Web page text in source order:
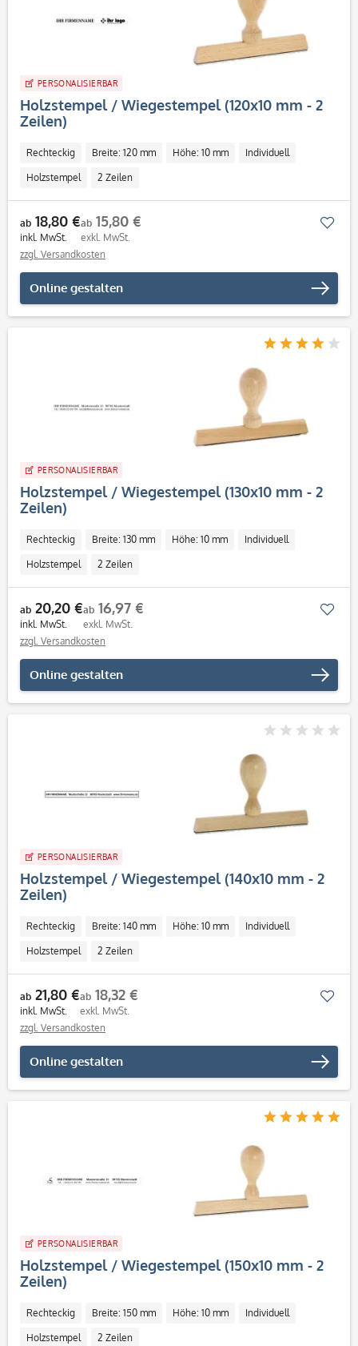
PERSONALISIERBAR
Holzstempel / Wiegestempel (120x10 mm - 2
Zeilen)
Rechteckig Breite: 120 mm Höhe: 10 mm Individuell
Holzstempel 2 Zeilen
ab 18,80 €
inkl. MwSt.
ab 15,80 €
exkl. MwSt.
zzgl. Versandkosten
Online gestalten
PERSONALISIERBAR
Holzstempel / Wiegestempel (130x10 mm - 2
Zeilen)
Rechteckig Breite: 130 mm Höhe: 10 mm Individuell
Holzstempel 2 Zeilen
ab 20,20 €
inkl. MwSt.
ab 16,97 €
exkl. MwSt.
zzgl. Versandkosten
Online gestalten
PERSONALISIERBAR
Holzstempel / Wiegestempel (140x10 mm - 2
Zeilen)
Rechteckig Breite: 140 mm Höhe: 10 mm Individuell
Holzstempel 2 Zeilen
ab 21,80 €
inkl. MwSt.
ab 18,32 €
exkl. MwSt.
zzgl. Versandkosten
Online gestalten
PERSONALISIERBAR
Holzstempel / Wiegestempel (150x10 mm - 2
Zeilen)
Rechteckig Breite: 150 mm Höhe: 10 mm Individuell
Holzstempel 2 Zeilen